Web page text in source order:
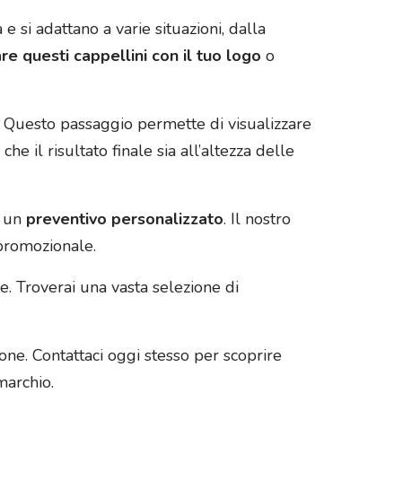
si adattano a varie situazioni, dalla
questi cappellini con il tuo logo o
passaggio permette di visualizzare
il risultato finale sia all’altezza delle
preventivo personalizzato. Il nostro
Troverai una vasta selezione di
Contattaci oggi stesso per scoprire